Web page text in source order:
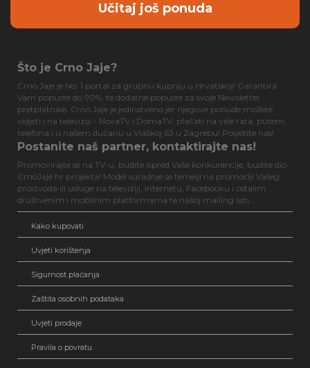
Učitaj još ponuda
Što je Crno Jaje?
Crno Jaje je No. 1 portal za grupnu kupnju u Hrvatskoj! Garantira
Vam popuste do 90%, te dodatne popuste za svoje Newsletter
pretplatnike. Crno Jaje je jedinstveno jer njegove ponude možete
vidjeti i na televiziji - NovaTV i DomaTV, plaćati na više rata, putem
telefona i u našem dućanu u Vlaškoj 63 u Zagrebu! Posjetite nas!
Postanite naš partner, kontaktirajte nas!
Promovirajte se na TV-u, budite ispred Vaše konkurencije, budite dio
CrnoJaje.hr projekta! Model suradnje se temelji na promociji Vašeg
proizvoda ili usluge na televiziji, internetu, Facebooku i ostalim
društvenim i mobilnim platformama te našoj mailing listi...
Kako kupovati
Uvjeti korištenja
Sigurnost plaćanja
Zaštita osobnih podataka
Uvjeti prodaje
Pravila o povratu